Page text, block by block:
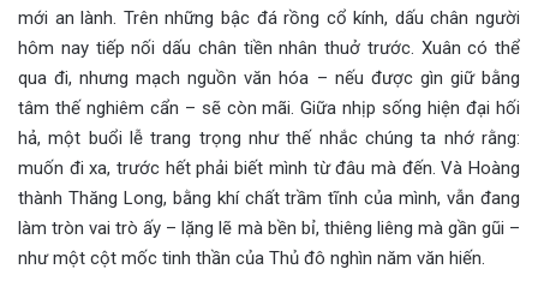
mới an lành. Trên những bậc đá rồng cổ kính, dấu chân người
hôm nay tiếp nối dấu chân tiền nhân thuở trước. Xuân có thể
qua đi, nhưng mạch nguồn văn hóa – nếu được gìn giữ bằng
tâm thế nghiêm cẩn – sẽ còn mãi. Giữa nhịp sống hiện đại hối
hả, một buổi lễ trang trọng như thế nhắc chúng ta nhớ rằng:
muốn đi xa, trước hết phải biết mình từ đâu mà đến. Và Hoàng
thành Thăng Long, bằng khí chất trầm tĩnh của mình, vẫn đang
làm tròn vai trò ấy – lặng lẽ mà bền bỉ, thiêng liêng mà gần gũi –
như một cột mốc tinh thần của Thủ đô nghìn năm văn hiến.